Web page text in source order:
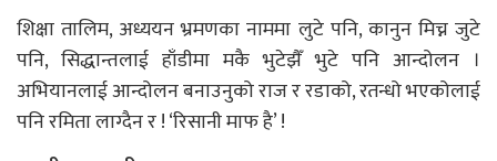
शिक्षा तालिम, अध्ययन भ्रमणका नाममा लुटे पनि, कानुन मिच्न जुटे
पनि, सिद्धान्तलाई हाँडीमा मकै भुटेझैँ भुटे पनि आन्दोलन ।
अभियानलाई आन्दोलन बनाउनुको राज र रडाको, रतन्धो भएकोलाई
पनि रमिता लाग्दैन र ! ‘रिसानी माफ है’ !